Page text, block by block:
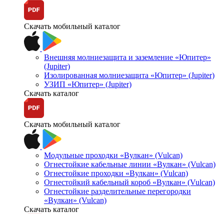
Скачать мобильный каталог
Внешняя молниезащита и заземление «Юпитер»
(Jupiter)
Изолированная молниезащита «Юпитер» (Jupiter)
УЗИП «Юпитер» (Jupiter)
Скачать каталог
Скачать мобильный каталог
Модульные проходки «Вулкан» (Vulcan)
Огнестойкие кабельные линии «Вулкан» (Vulcan)
Огнестойкие проходки «Вулкан» (Vulcan)
Огнестойкий кабельный короб «Вулкан» (Vulcan)
Огнестойкие разделительные перегородки
«Вулкан» (Vulcan)
Скачать каталог